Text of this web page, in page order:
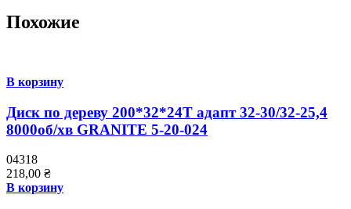
Похожие
В корзину
Диск по дереву 200*32*24Т адапт 32-30/32-25,4
8000об/хв GRANITE 5-20-024
04318
218,00 ₴
В корзину